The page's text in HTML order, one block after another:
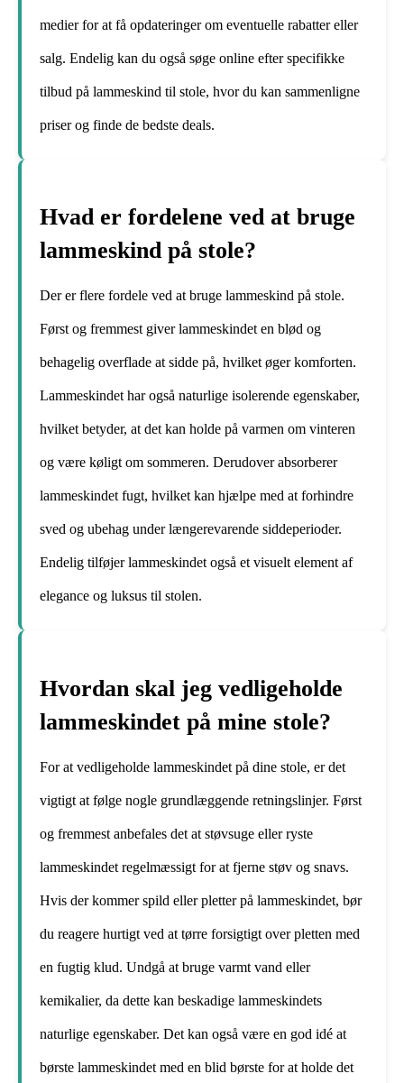
medier for at få opdateringer om eventuelle rabatter eller
salg. Endelig kan du også søge online efter specifikke
tilbud på lammeskind til stole, hvor du kan sammenligne
priser og finde de bedste deals.
Hvad er fordelene ved at bruge
lammeskind på stole?
Der er flere fordele ved at bruge lammeskind på stole.
Først og fremmest giver lammeskindet en blød og
behagelig overflade at sidde på, hvilket øger komforten.
Lammeskindet har også naturlige isolerende egenskaber,
hvilket betyder, at det kan holde på varmen om vinteren
og være køligt om sommeren. Derudover absorberer
lammeskindet fugt, hvilket kan hjælpe med at forhindre
sved og ubehag under længerevarende siddeperioder.
Endelig tilføjer lammeskindet også et visuelt element af
elegance og luksus til stolen.
Hvordan skal jeg vedligeholde
lammeskindet på mine stole?
For at vedligeholde lammeskindet på dine stole, er det
vigtigt at følge nogle grundlæggende retningslinjer. Først
og fremmest anbefales det at støvsuge eller ryste
lammeskindet regelmæssigt for at fjerne støv og snavs.
Hvis der kommer spild eller pletter på lammeskindet, bør
du reagere hurtigt ved at tørre forsigtigt over pletten med
en fugtig klud. Undgå at bruge varmt vand eller
kemikalier, da dette kan beskadige lammeskindets
naturlige egenskaber. Det kan også være en god idé at
børste lammeskindet med en blid børste for at holde det